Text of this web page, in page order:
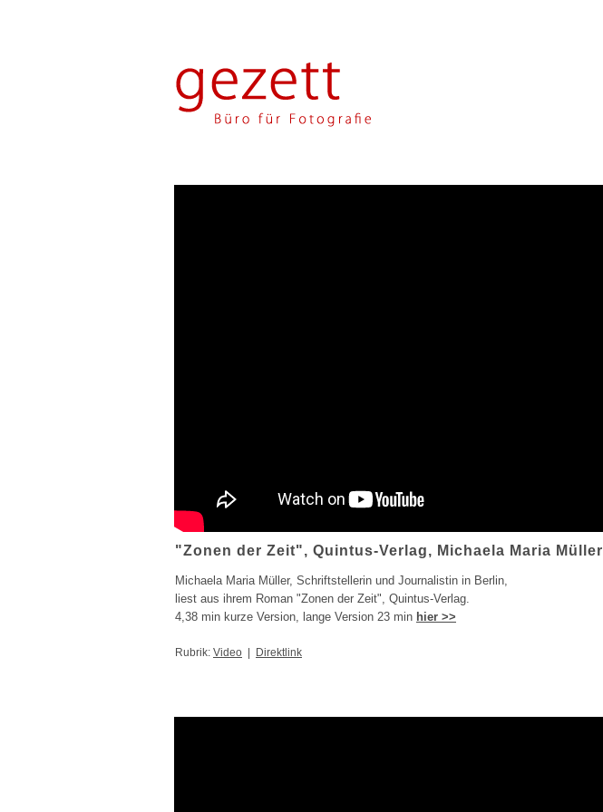
"Zonen der Zeit", Quintus-Verlag, Michaela Maria Müller
Michaela Maria Müller, Schriftstellerin und Journalistin in Berlin,
liest aus ihrem Roman "Zonen der Zeit", Quintus-Verlag.
4,38 min kurze Version, lange Version 23 min hier >>
Rubrik: Video Direktlink